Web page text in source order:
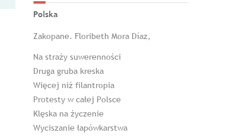
Polska
Zakopane. Floribeth Mora Díaz,
Na straży suwerenności
Druga gruba kreska
Więcej niż filantropia
Protesty w całej Polsce
Klęska na życzenie
Wyciszanie łapówkarstwa